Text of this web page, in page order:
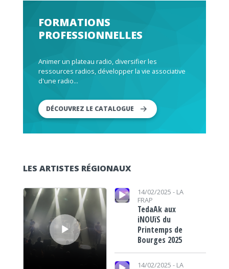
FORMATIONS
PROFESSIONNELLES
Animer un plateau radio, diversifier les
ressources radios, développer la vie associative
d'une radio...
DÉCOUVREZ LE CATALOGUE
LES ARTISTES RÉGIONAUX
Lecteur audio
Lecteur audio 14/02/2025 - LA
FRAP
TedaAk aux
iNOUïS du
Printemps de
Bourges 2025
Lecteur audio
14/02/2025 - LA